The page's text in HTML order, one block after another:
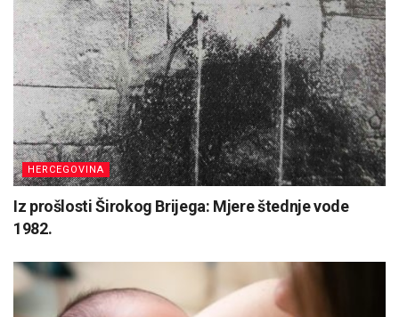
HERCEGOVINA
Iz prošlosti Širokog Brijega: Mjere štednje vode
1982.